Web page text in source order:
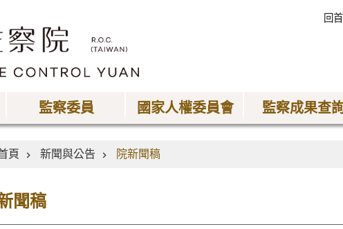
回
監察委員 國家人權委員會 監察成果查
頁
新聞與公告 院新聞稿
聞稿